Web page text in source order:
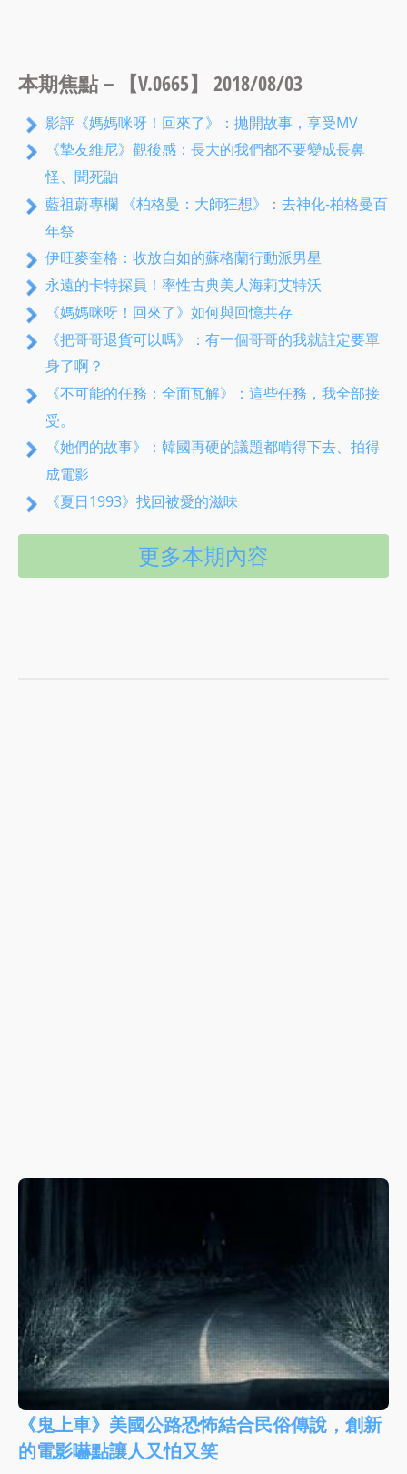
本期焦點－【V.0665】 2018/08/03
影評《媽媽咪呀！回來了》：拋開故事，享受MV
《摯友維尼》觀後感：長大的我們都不要變成長鼻
怪、聞死鼬
藍祖蔚專欄 《柏格曼：大師狂想》：去神化-柏格曼百
年祭
伊旺麥奎格：收放自如的蘇格蘭行動派男星
永遠的卡特探員！率性古典美人海莉艾特沃
《媽媽咪呀！回來了》如何與回憶共存
《把哥哥退貨可以嗎》：有一個哥哥的我就註定要單
身了啊？
《不可能的任務：全面瓦解》：這些任務，我全部接
受。
《她們的故事》：韓國再硬的議題都啃得下去、拍得
成電影
《夏日1993》找回被愛的滋味
更多本期內容
《鬼上車》美國公路恐怖結合民俗傳說，創新
的電影嚇點讓人又怕又笑